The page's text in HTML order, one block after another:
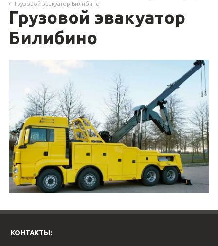
Грузовой эвакуатор Билибино
Грузовой эвакуатор
Билибино
КОНТАКТЫ: